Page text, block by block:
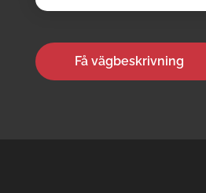
Få vägbeskrivning